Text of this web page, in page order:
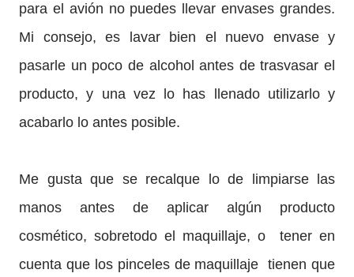
para el avión no puedes llevar envases grandes.
Mi consejo, es lavar bien el nuevo envase y
pasarle un poco de alcohol antes de trasvasar el
producto, y una vez lo has llenado utilizarlo y
acabarlo lo antes posible.
Me gusta que se recalque lo de limpiarse las
manos antes de aplicar algún producto
cosmético, sobretodo el maquillaje, o
tener en
cuenta que los pinceles de maquillaje
tienen que